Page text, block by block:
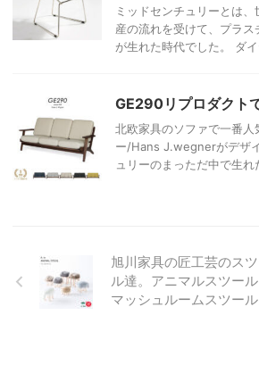
ミッドセンチュリーとは
産の流れを受けて、プラ
が生れた時代でした。 ダ
GE290リプロダクト
北欧家具のソファで一番
ー/Hans J.wegnerがデザ
ュリーのまっただ中で生れ
旭川家具の匠工芸のス
ル達。アニマルスツール
マッシュルームスツール